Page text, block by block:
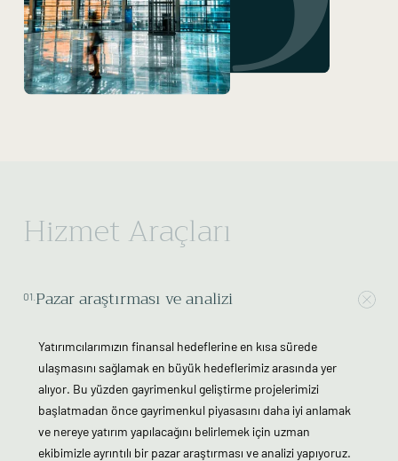
Hizmet Araçları
01. Pazar araştırması ve analizi
Yatırımcılarımızın finansal hedeflerine en kısa sürede
ulaşmasını sağlamak en büyük hedeflerimiz arasında yer
alıyor. Bu yüzden gayrimenkul geliştirme projelerimizi
başlatmadan önce gayrimenkul piyasasını daha iyi anlamak
ve nereye yatırım yapılacağını belirlemek için uzman
ekibimizle ayrıntılı bir pazar araştırması ve analizi yapıyoruz.